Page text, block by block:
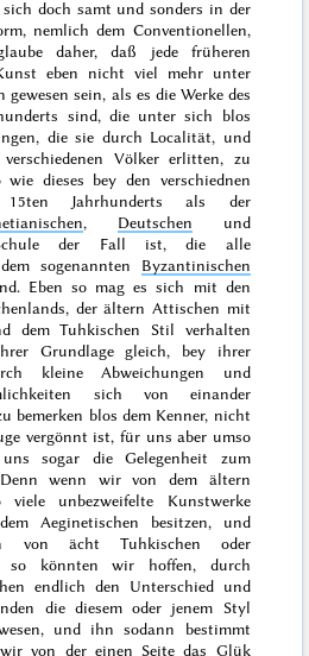
doch samt und sonders in der
nemlich dem Conventionellen,
daher, daß jede früheren
eben nicht viel mehr unter
gewesen sein, als es die Werke des
sind, die unter sich blos
die sie durch Localität, und
Völker erlitten, zu
dieses bey den verschiednen
15ten Jahrhunderts als der
, Deutschen und
der Fall ist, die alle
sogenannten Byzantinischen
Eben so mag es sich mit den
der ältern Attischen mit
dem Tuhkischen Stil verhalten
Grundlage gleich, bey ihrer
kleine Abweichungen und
sich von einander
bemerken blos dem Kenner, nicht
vergönnt ist, für uns aber umso
sogar die Gelegenheit zum
Denn wenn wir von dem ältern
unbezweifelte Kunstwerke
Aeginetischen besitzen, und
von ächt Tuhkischen oder
so könnten wir hoffen, durch
endlich den Unterschied und
die diesem oder jenem Styl
und ihn sodann bestimmt
von der einen Seite das Glük